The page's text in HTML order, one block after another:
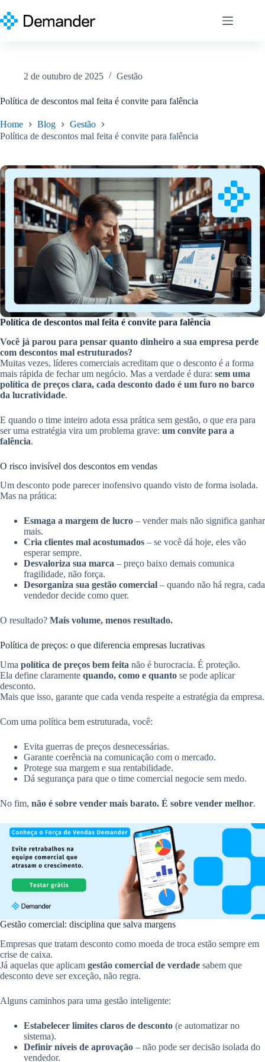
para
o
2 de outubro de 2025 Gestão
Política de descontos mal feita é convite para falência
Home Blog
Gestão
Política de descontos mal feita é convite para falência
Política de descontos mal feita é convite para falência
Você já parou para pensar quanto dinheiro a sua empresa perde
com descontos mal estruturados?
Muitas vezes, líderes comerciais acreditam que o desconto é a forma
mais rápida de fechar um negócio. Mas a verdade é dura: sem uma
política de preços clara, cada desconto dado é um furo no barco
da lucratividade.
E quando o time inteiro adota essa prática sem gestão, o que era para
ser uma estratégia vira um problema grave: um convite para a
falência.
O risco invisível dos descontos em vendas
Um desconto pode parecer inofensivo quando visto de forma isolada.
Mas na prática:
Esmaga a margem de lucro – vender mais não significa ganhar
mais.
Cria clientes mal acostumados – se você dá hoje, eles vão
esperar sempre.
Desvaloriza sua marca – preço baixo demais comunica
fragilidade, não força.
Desorganiza sua gestão comercial – quando não há regra, cada
vendedor decide como quer.
O resultado? Mais volume, menos resultado.
Política de preços: o que diferencia empresas lucrativas
Uma política de preços bem feita não é burocracia. É proteção.
Ela define claramente quando, como e quanto se pode aplicar
desconto.
Mais que isso, garante que cada venda respeite a estratégia da empresa.
Com uma política bem estruturada, você:
Evita guerras de preços desnecessárias.
Garante coerência na comunicação com o mercado.
Protege sua margem e sua rentabilidade.
Dá segurança para que o time comercial negocie sem medo.
No fim, não é sobre vender mais barato. É sobre vender melhor.
Gestão comercial: disciplina que salva margens
Empresas que tratam desconto como moeda de troca estão sempre em
crise de caixa.
Já aquelas que aplicam gestão comercial de verdade sabem que
desconto deve ser exceção, não regra.
Alguns caminhos para uma gestão inteligente:
Estabelecer limites claros de desconto (e automatizar no
sistema).
Definir níveis de aprovação – não pode ser decisão isolada do
vendedor.